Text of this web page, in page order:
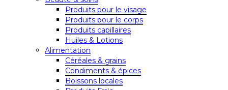
Produits pour le visage
Produits pour le corps
Produits capillaires
Huiles & Lotions
Alimentation
Céréales & grains
Condiments & épices
Boissons locales